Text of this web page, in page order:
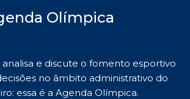
Olímpica
e discute o fomento esportivo
no âmbito administrativo do
essa é a Agenda Olímpica.